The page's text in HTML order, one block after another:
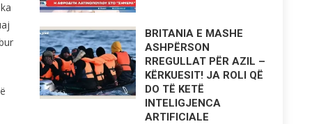
BRITANIA E MASHE
ASHPËRSON
RREGULLAT PËR AZIL –
KËRKUESIT! JA ROLI QË
DO TË KETË
INTELIGJENCA
ARTIFICIALE